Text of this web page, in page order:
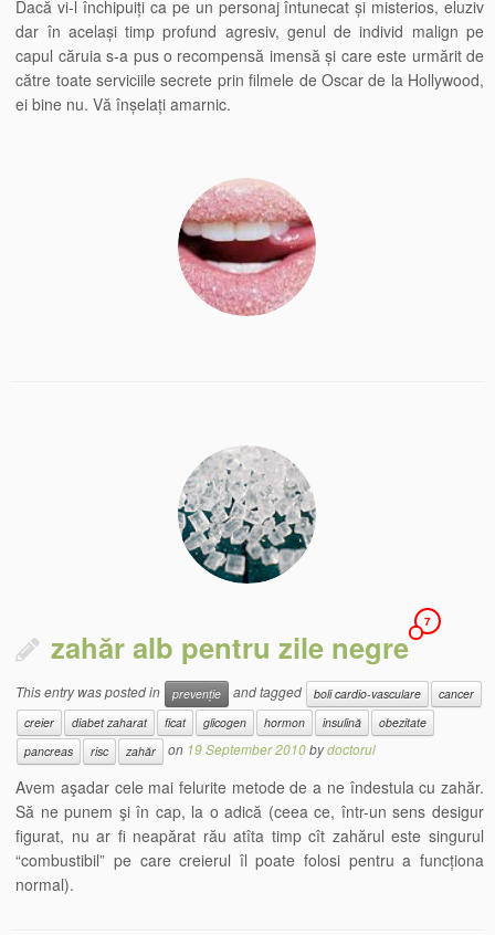
Dacă vi-l închipuiți ca pe un personaj întunecat și misterios, eluziv
dar în același timp profund agresiv, genul de individ malign pe
capul căruia s-a pus o recompensă imensă și care este urmărit de
către toate serviciile secrete prin filmele de Oscar de la Hollywood,
ei bine nu. Vă înșelați amarnic.
zahăr alb pentru zile negre
7
This entry was posted in prevenție and tagged boli cardio-vasculare
cancer
creier
diabet zaharat ficat glicogen hormon insulină
obezitate
pancreas
risc zahăr on 19 September 2010bydoctorul
Avem aşadar cele mai felurite metode de a ne îndestula cu zahăr.
Să ne punem şi în cap, la o adică (ceea ce, într-un sens desigur
figurat, nu ar fi neapărat rău atîta timp cît zahărul este singurul
“combustibil” pe care creierul îl poate folosi pentru a funcționa
normal).